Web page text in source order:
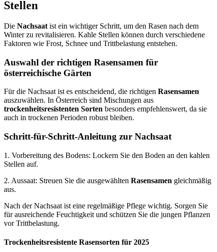
Stellen
Die Nachsaat ist ein wichtiger Schritt, um den Rasen nach dem
Winter zu revitalisieren. Kahle Stellen können durch verschiedene
Faktoren wie Frost, Schnee und Trittbelastung entstehen.
Auswahl der richtigen Rasensamen für
österreichische Gärten
Für die Nachsaat ist es entscheidend, die richtigen Rasensamen
auszuwählen. In Österreich sind Mischungen aus
trockenheitsresistenten Sorten besonders empfehlenswert, da sie
auch in trockenen Perioden robust bleiben.
Schritt-für-Schritt-Anleitung zur Nachsaat
1. Vorbereitung des Bodens: Lockern Sie den Boden an den kahlen
Stellen auf.
2. Aussaat: Streuen Sie die ausgewählten Rasensamen gleichmäßig
aus.
Nach der Nachsaat ist eine regelmäßige Pflege wichtig. Sorgen Sie
für ausreichende Feuchtigkeit und schützen Sie die jungen Pflanzen
vor Trittbelastung.
Trockenheitsresistente Rasensorten für 2025